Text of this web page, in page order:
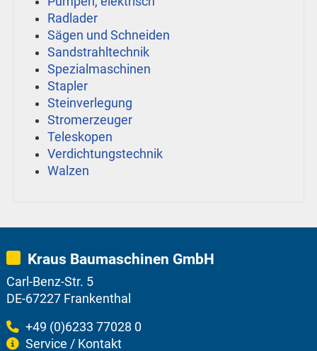
Radlader
Sägen und Schneiden
Sandstrahltechnik
Spezialmaschinen
Stapler
Steinverlegung
Stromerzeuger
Teleskopen
Verdichtungstechnik
Walzen
Kraus Baumaschinen GmbH
Carl-Benz-Str. 5
DE-67227 Frankenthal
+49 (0)6233 77028 0
Service / Kontakt